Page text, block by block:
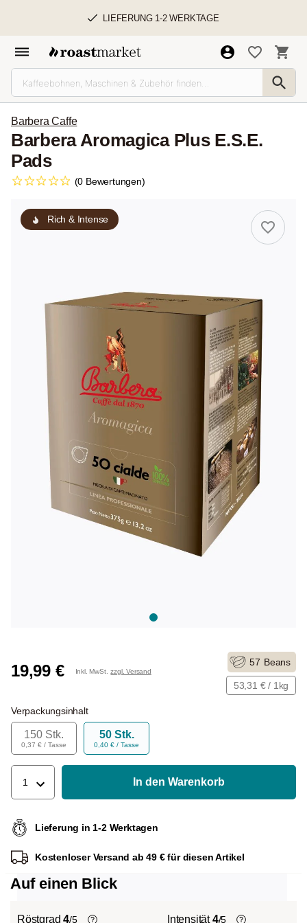
LIEFERUNG 1-2 WERKTAGE
Barbera Caffe
Barbera Aromagica Plus E.S.E.
Pads
(0 Bewertungen)
Rich & Intense
19,99 € Inkl. MwSt. zzgl. Versand
57 Beans
53,31 € / 1kg
Verpackungsinhalt
150 Stk.
0,37 € / Tasse
50 Stk.
0,40 € / Tasse
1 In den Warenkorb
Lieferung in 1-2 Werktagen
Kostenloser Versand ab 49 € für diesen Artikel
Auf einen Blick
Röstgrad4/5 Intensität4/5